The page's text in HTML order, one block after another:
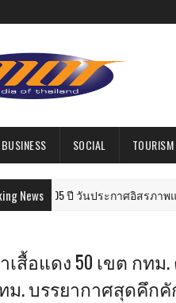
BUSINESS SOCIAL TOURISM
News
ปี วันประกาศอิสรภาพแห่งชาติ
สื้อแดง 50 เขต กท
ม. บรรยากาศสุดคึกคั